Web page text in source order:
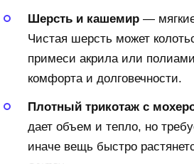
Шерсть и кашемир —
Чистая шерсть может
примеси акрила или
комфорта и долговечности.
Плотный трикотаж с
дает объем и тепло, но
иначе вещь быстро